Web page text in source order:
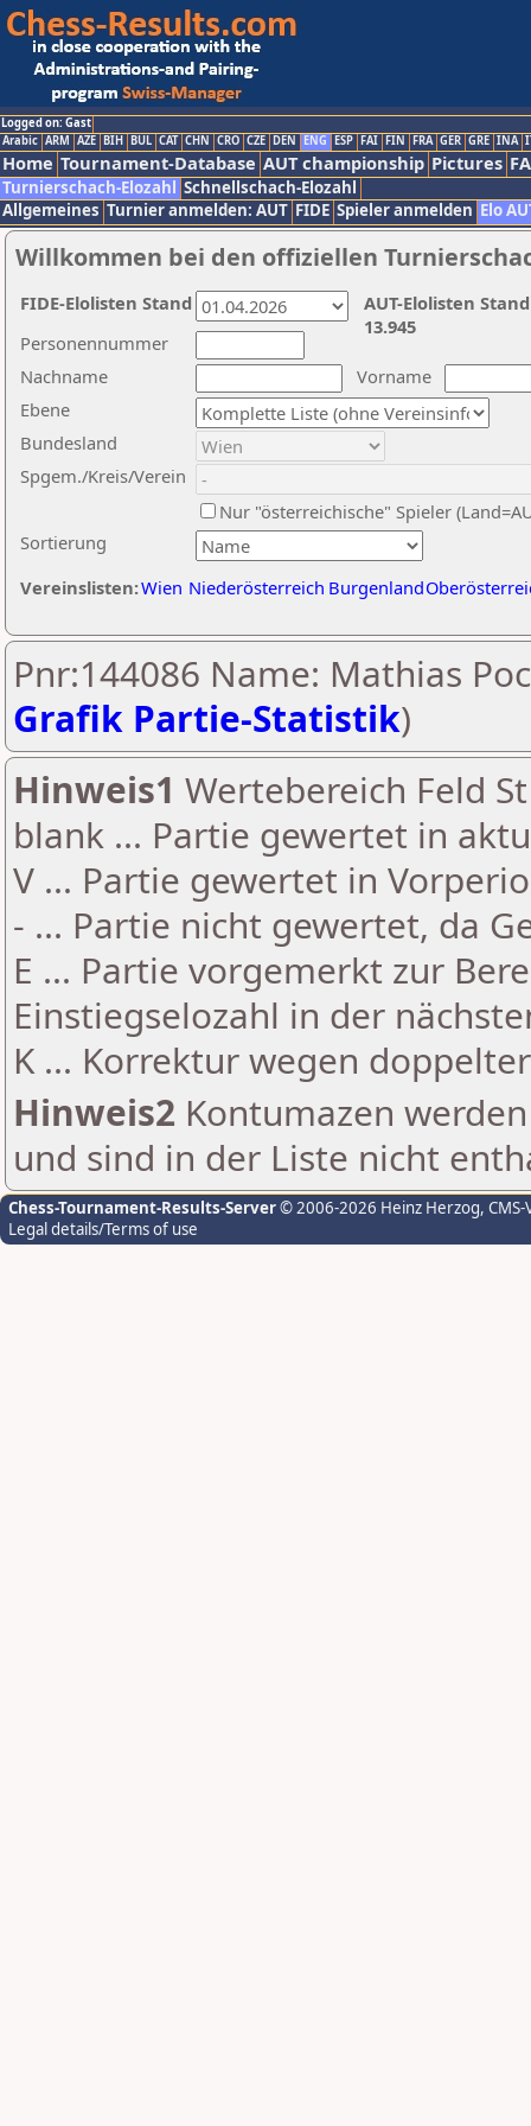
Logged on: Gast
Arabic ARM AZE BIH BUL CAT CHN CRO CZE DEN ENG ESP FAI FIN FRA GER GRE INA
Home Tournament-Database AUT championship Pictures
Turnierschach-Elozahl Schnellschach-Elozahl
Allgemeines Turnier anmelden: AUT FIDE Spieler anmelden Elo
Willkommen bei den offiziellen
Nachname
Vorname
Ebene
Sortierung
Personennummer
Bundesland
Spgem./Kreis/Verein
Nur "österreichische" Spieler
Vereinslisten:Wien Niederösterreich Burgenland
AUT-Elolisten
13.945
FIDE-Elolisten Stand
Pnr:144086 Name: Mathias
Grafik Partie-Statistik)
Hinweis1 Wertebereich Feld
blank ... Partie gewertet in
V ... Partie gewertet in
- ... Partie nicht gewertet, da
E ... Partie vorgemerkt zur
Einstiegselozahl in der
K ... Korrektur wegen
Hinweis2 Kontumazen
und sind in der Liste nicht
Chess-Tournament-Results-Server© 2006-2026 Heinz Herzog,
Legal details/Terms of use